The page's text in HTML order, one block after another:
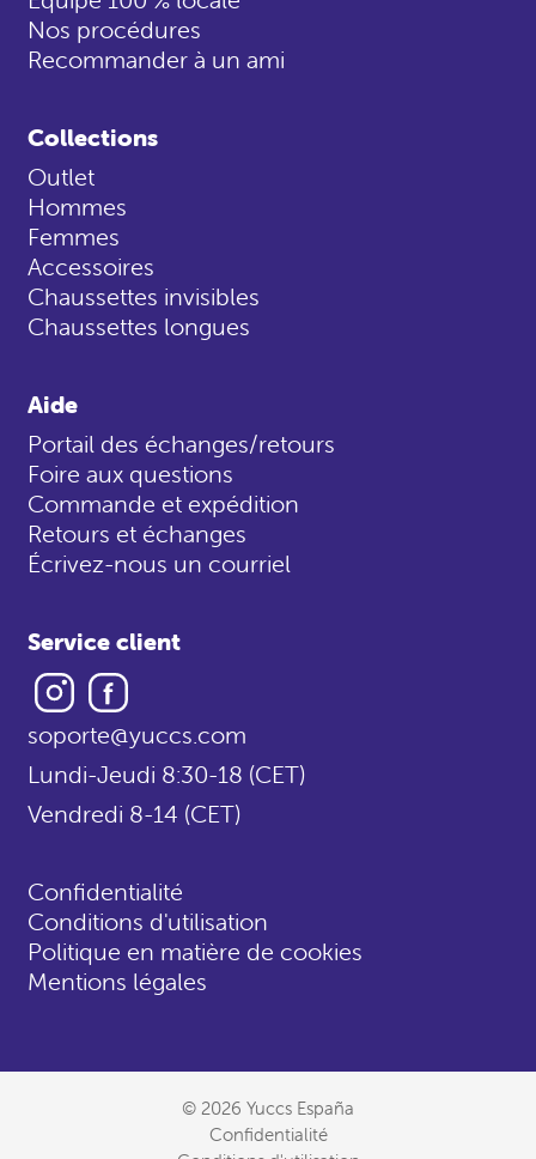
Nos procédures
Recommander à un ami
Collections
Outlet
Hommes
Femmes
Accessoires
Chaussettes invisibles
Chaussettes longues
Aide
Portail des échanges/retours
Foire aux questions
Commande et expédition
Retours et échanges
Écrivez-nous un courriel
Service client
Instagram
soporte@yuccs.com
Lundi-Jeudi 8:30-18 (CET)
Vendredi 8-14 (CET)
Confidentialité
Conditions d'utilisation
Politique en matière de cookies
Mentions légales
© 2026 Yuccs España
Confidentialité